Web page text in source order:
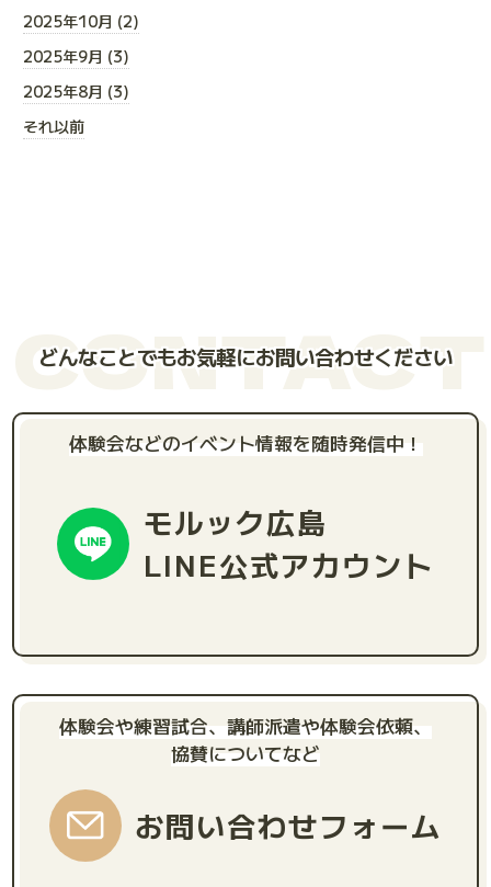
2025年10月 (2)
2025年9月 (3)
2025年8月 (3)
それ以前
CONTACT
どんなことでもお気軽にお問い合わせください
体験会などのイベント情報を随時発信中！
モルック広島
LINE公式アカウント
体験会や練習試合、講師派遣や体験会依頼、
協賛についてなど
お問い合わせフォーム